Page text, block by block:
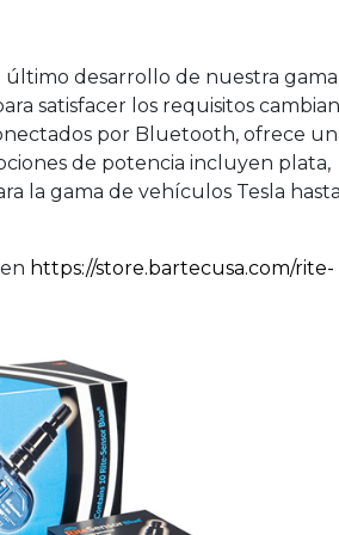
último desarrollo de nuestra
satisfacer los requisitos
por Bluetooth, ofrece
de potencia incluyen plata,
la gama de vehículos Tesla hasta
https://store.bartecusa.com/rite-